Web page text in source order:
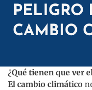
PELIGRO
CAMBIO
¿Qué tienen que ver
El cambio climático